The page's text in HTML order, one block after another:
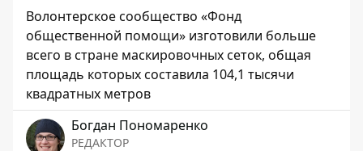
Волонтерское сообщество «Фонд
общественной помощи» изготовили больше
всего в стране маскировочных сеток, общая
площадь которых составила 104,1 тысячи
квадратных метров
Богдан Пономаренко
РЕДАКТОР